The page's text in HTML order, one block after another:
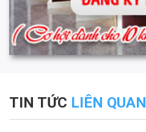
TIN TỨC LIÊN QUAN